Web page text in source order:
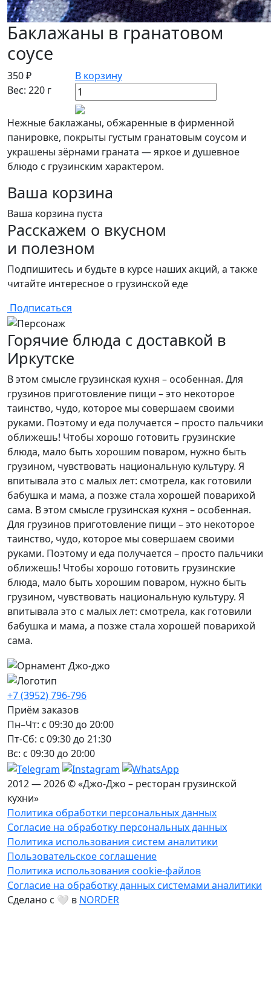
Баклажаны в гранатовом
соусе
350 ₽
Вес: 220 г
В корзину
Нежные баклажаны, обжаренные в фирменной
панировке, покрыты густым гранатовым соусом и
украшены зёрнами граната — яркое и душевное
блюдо с грузинским характером.
Ваша корзина
Ваша корзина пуста
Расскажем о вкусном
и полезном
Подпишитесь и будьте в курсе наших акций, а также
читайте интересное о грузинской еде
Подписаться
Горячие блюда с доставкой в
Иркутске
В этом смысле грузинская кухня – особенная. Для
грузинов приготовление пищи – это некоторое
таинство, чудо, которое мы совершаем своими
руками. Поэтому и еда получается – просто пальчики
оближешь! Чтобы хорошо готовить грузинские
блюда, мало быть хорошим поваром, нужно быть
грузином, чувствовать национальную культуру. Я
впитывала это с малых лет: смотрела, как готовили
бабушка и мама, а позже стала хорошей поварихой
сама. В этом смысле грузинская кухня – особенная.
Для грузинов приготовление пищи – это некоторое
таинство, чудо, которое мы совершаем своими
руками. Поэтому и еда получается – просто пальчики
оближешь! Чтобы хорошо готовить грузинские
блюда, мало быть хорошим поваром, нужно быть
грузином, чувствовать национальную культуру. Я
впитывала это с малых лет: смотрела, как готовили
бабушка и мама, а позже стала хорошей поварихой
сама.
+7 (3952) 796-796
Приём заказов
Пн–Чт: с 09:30 до 20:00
Пт-Сб: с 09:30 до 21:30
Вс: с 09:30 до 20:00
2012 — 2026 © «Джо-Джо – ресторан грузинской
кухни»
Политика обработки персональных данных
Согласие на обработку персональных данных
Политика использования систем аналитики
Пользовательское соглашение
Политика использования cookie-файлов
Согласие на обработку данных системами аналитики
Сделано с 🤍 в NORDER